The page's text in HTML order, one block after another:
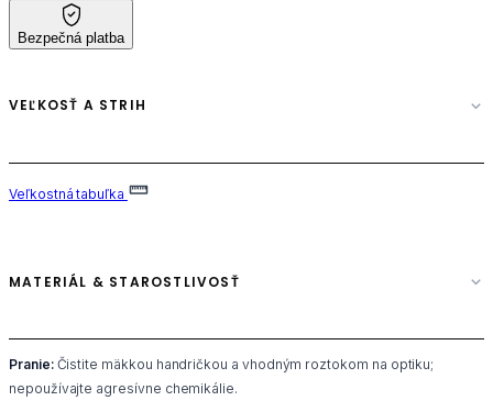
Bezpečná platba
VEĽKOSŤ A STRIH
Veľkostná tabuľka
MATERIÁL & STAROSTLIVOSŤ
Pranie:Čistite mäkkou handričkou a vhodným roztokom na optiku;
nepoužívajte agresívne chemikálie.